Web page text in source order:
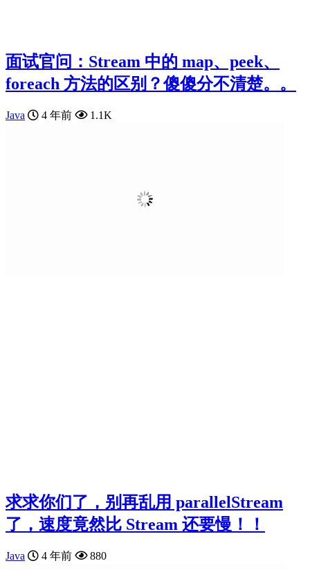
面试官问：Stream 中的 map、peek、
foreach 方法的区别？傻傻分不清楚。。
Java 4 年前 1.1K
求求你们了，别再乱用 parallelStream
了，速度竟然比 Stream 还要慢！！
Java 4 年前 880